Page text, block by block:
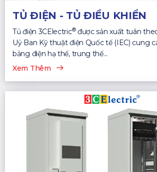
TỦ ĐIỆN - TỦ ĐIỀU KHIỂN
Tủ điện 3CElectric®được sản xuất tuân
Uỷ Ban Kỹ thuật điện Quốc tế (IEC) cung
bảng điện hạ thế, trung thế...
Xem Thêm